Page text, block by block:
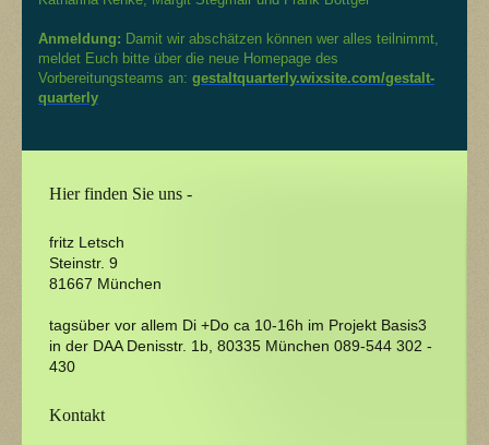
Anmeldung: Damit wir abschätzen können wer alles teilnimmt,
meldet Euch bitte über die neue Homepage des
Vorbereitungsteams an: gestaltquarterly.wixsite.com/gestalt-
quarterly
Hier finden Sie uns -
fritz Letsch
Steinstr. 9
81667 München
tagsüber vor allem Di +Do ca 10-16h im Projekt Basis3
in der DAA Denisstr. 1b, 80335 München 089-544 302 -
430
Kontakt